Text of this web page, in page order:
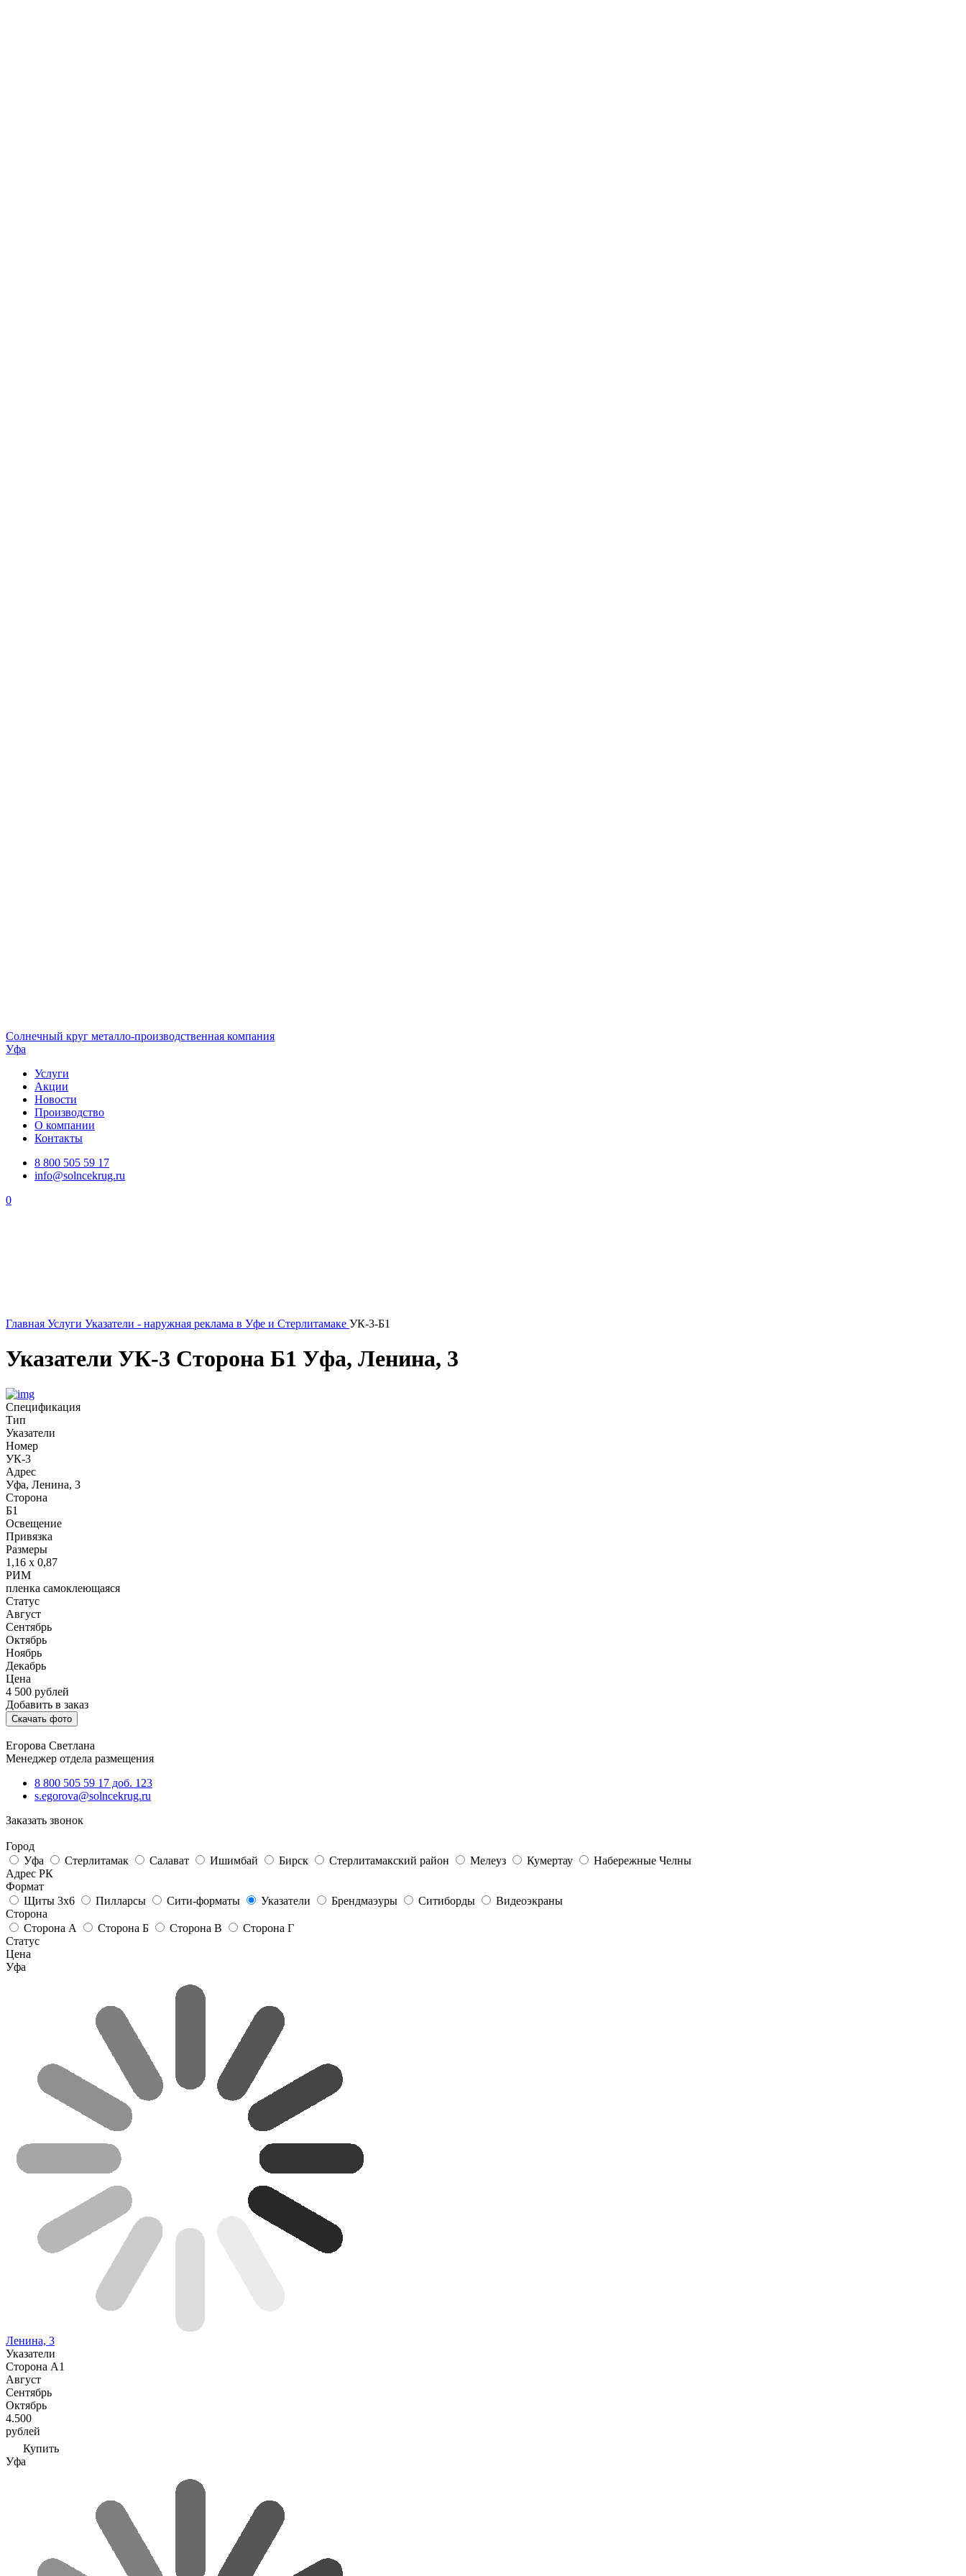
Солнечный круг металло-производственная компания
Уфа
Услуги
Акции
Новости
Производство
О компании
Контакты
8 800 505 59 17
info@solncekrug.ru
0
Главная Услуги Указатели - наружная реклама в Уфе и Стерлитамаке УК-3-Б1
Указатели УК-3 Сторона Б1 Уфа, Ленина, 3
Спецификация
Тип
Указатели
Номер
УК-3
Адрес
Уфа, Ленина, 3
Сторона
Б1
Освещение
Привязка
Размеры
1,16 х 0,87
РИМ
пленка самоклеющаяся
Статус
Август
Сентябрь
Октябрь
Ноябрь
Декабрь
Цена
4 500 рублей
Добавить в заказ
Скачать фото
Егорова Светлана
Менеджер отдела размещения
8 800 505 59 17 доб. 123
s.egorova@solncekrug.ru
Заказать звонок
Город
Уфа
Стерлитамак Салават Ишимбай Бирск Стерлитамакский район Мелеуз Кумертау
Набережные Челны
Адрес РК
Формат
Щиты 3х6
Пилларсы Сити-форматы Указатели Брендмаэуры Ситиборды
Видеоэкраны
Сторона
Сторона А
Сторона Б Сторона В
Сторона Г
Статус
Цена
Уфа
Ленина, 3
Указатели
Сторона А1
Август
Сентябрь
Октябрь
4.500
рублей
Купить
Уфа